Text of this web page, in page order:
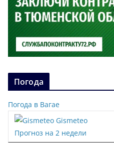
Погода
Погода в Вагае
Gismeteo
Прогноз на 2 недели